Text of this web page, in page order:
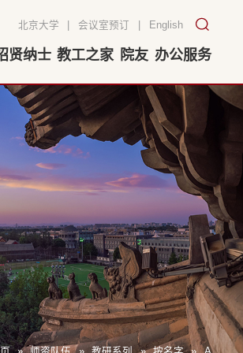
北京大学 会议室预订 English
贤纳士 教工之家 院友 办公服务